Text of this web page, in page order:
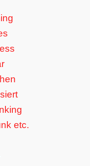
etc.